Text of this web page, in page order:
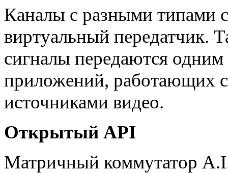
Каналы с разными типами
виртуальный передатчик.
сигналы передаются
приложений, работающих
источниками видео.
Открытый API
Матричный коммутатор